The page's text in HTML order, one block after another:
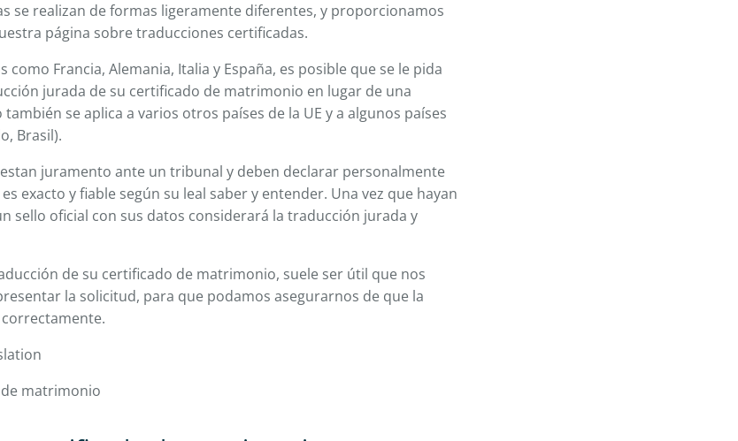
se realizan de formas ligeramente diferentes, y proporcionamos
página sobre traducciones certificadas.
como Francia, Alemania, Italia y España, es posible que se le pida
jurada de su certificado de matrimonio en lugar de una
se aplica a varios otros países de la UE y a algunos países
Brasil).
juramento ante un tribunal y deben declarar personalmente
exacto y fiable según su leal saber y entender. Una vez que hayan
sello oficial con sus datos considerará la traducción jurada y
de su certificado de matrimonio, suele ser útil que nos
la solicitud, para que podamos asegurarnos de que la
matrimonio